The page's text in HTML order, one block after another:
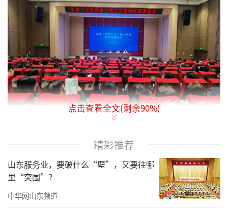
3月1日，聊城市“文旅兴市”聚力攻坚动
员部署会议召开。会议总结了2023年度工作，
安排部署2024年重点任务，推动文化和旅游高
质量发展，更好担负起新时代新的文化使命。
点击查看全文(剩余90%)
精彩推荐
山东服务业，要破什么“壁”，又要往哪
里“突围”？
中华网山东频道